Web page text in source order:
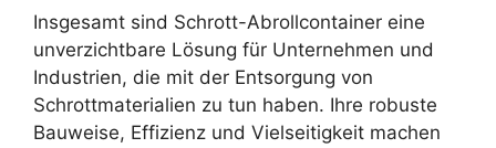
Insgesamt sind Schrott-Abrollcontainer eine
unverzichtbare Lösung für Unternehmen und
Industrien, die mit der Entsorgung von
Schrottmaterialien zu tun haben. Ihre robuste
Bauweise, Effizienz und Vielseitigkeit machen